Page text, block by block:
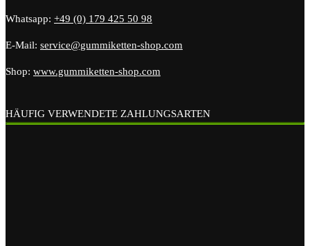
Whatsapp: +49 (0) 179 425 50 98
E-Mail: service@gummiketten-shop.com
Shop: www.gummiketten-shop.com
HÄUFIG VERWENDETE ZAHLUNGSARTEN